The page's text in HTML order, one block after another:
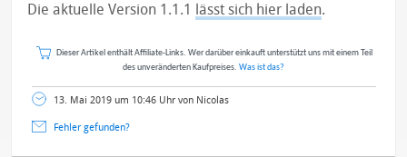
Die aktuelle Version 1.1.1 lässt sich hier laden.
Dieser Artikel enthält Affiliate-Links. Wer darüber einkauft unterstützt uns mit einem Teil
des unveränderten Kaufpreises. Was ist das?
13. Mai 2019 um 10:46 Uhr von Nicolas
Fehler gefunden?